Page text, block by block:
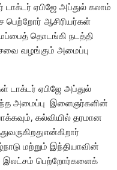
டாக்டர் ஏபிஜே அப்துல் கலாம்
ஆசிரியர்கள்
தொடங்கி நடத்தி
வழங்கும் அமைப்பு
டாக்டர் ஏபிஜே அப்துல்
அமைப்பு இளைஞர்களின்
கல்வியில் தரமான
மற்றும் இந்தியாவின்
இலட்சம் பெற்றோர்களைக்